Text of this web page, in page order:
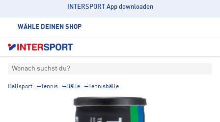
INTERSPORT App downloaden
WÄHLE DEINEN SHOP
Wonach suchst du?
Ballsport Tennis Bälle Tennisbälle